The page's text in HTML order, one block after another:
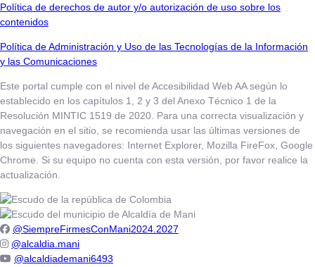
Política de derechos de autor y/o autorización de uso sobre los
contenidos
Política de Administración y Uso de las Tecnologías de la Información
y las Comunicaciones
Este portal cumple con el nivel de Accesibilidad Web AA según lo
establecido en los capítulos 1, 2 y 3 del Anexo Técnico 1 de la
Resolución MINTIC 1519 de 2020. Para una correcta visualización y
navegación en el sitio, se recomienda usar las últimas versiones de
los siguientes navegadores: Internet Explorer, Mozilla FireFox, Google
Chrome. Si su equipo no cuenta con esta versión, por favor realice la
actualización.
@SiempreFirmesConMani2024.2027
@alcaldia.mani
@alcaldiademani6493